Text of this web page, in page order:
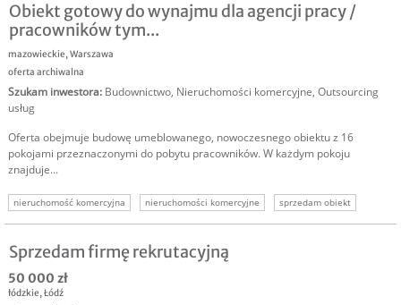
Obiekt gotowy do wynajmu dla agencji pracy /
pracowników tym...
mazowieckie,Warszawa
oferta archiwalna
Szukam inwestora: Budownictwo, Nieruchomości komercyjne, Outsourcing
usług
Oferta obejmuje budowę umeblowanego, nowoczesnego obiektu z 16
pokojami przeznaczonymi do pobytu pracowników. W każdym pokoju
znajduje...
nieruchomość komercyjna nieruchomości komercyjne
sprzedam obiekt
nieruchomość inwestycyjna
Sprzedam firmę rekrutacyjną
50 000 zł
łódzkie,Łódź